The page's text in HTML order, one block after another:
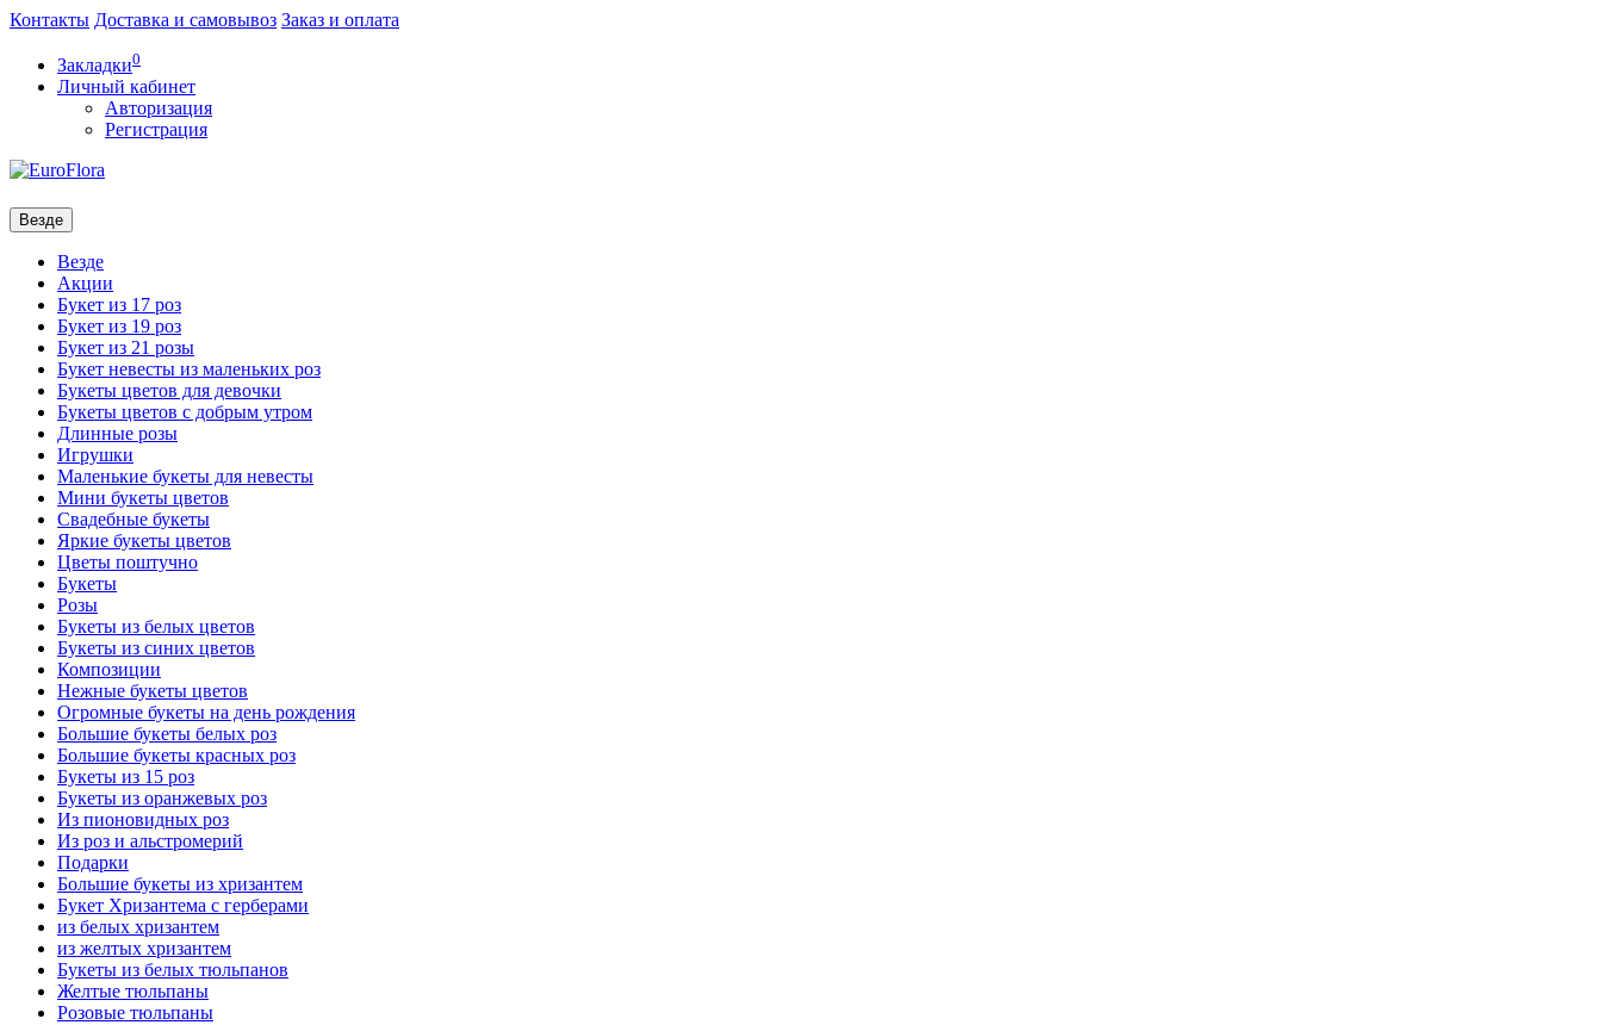
Контакты Доставка и самовывоз Заказ и оплата
Закладки0
Личный кабинет
Авторизация
Регистрация
Везде
Везде
Акции
Букет из 17 роз
Букет из 19 роз
Букет из 21 розы
Букет невесты из маленьких роз
Букеты цветов для девочки
Букеты цветов с добрым утром
Длинные розы
Игрушки
Маленькие букеты для невесты
Мини букеты цветов
Свадебные букеты
Яркие букеты цветов
Цветы поштучно
Букеты
Розы
Букеты из белых цветов
Букеты из синих цветов
Композиции
Нежные букеты цветов
Огромные букеты на день рождения
Большие букеты белых роз
Большие букеты красных роз
Букеты из 15 роз
Букеты из оранжевых роз
Из пионовидных роз
Из роз и альстромерий
Подарки
Большие букеты из хризантем
Букет Хризантема с герберами
из белых хризантем
из желтых хризантем
Букеты из белых тюльпанов
Желтые тюльпаны
Розовые тюльпаны